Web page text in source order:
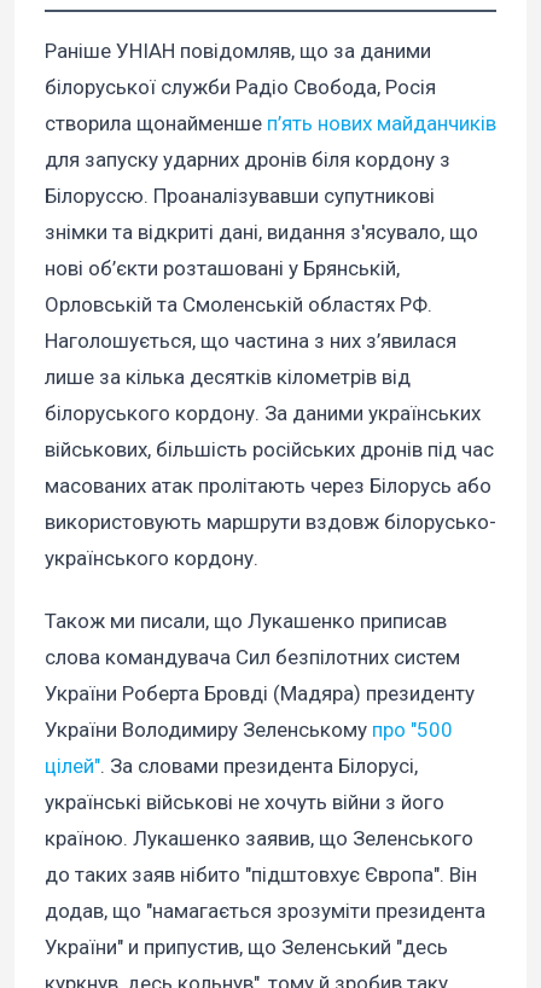
Раніше УНІАН повідомляв, що за даними
білоруської служби Радіо Свобода, Росія
створила щонайменше п’ять нових майданчиків
для запуску ударних дронів біля кордону з
Білоруссю. Проаналізувавши супутникові
знімки та відкриті дані, видання з'ясувало, що
нові об’єкти розташовані у Брянській,
Орловській та Смоленській областях РФ.
Наголошується, що частина з них з’явилася
лише за кілька десятків кілометрів від
білоруського кордону. За даними українських
військових, більшість російських дронів під час
масованих атак пролітають через Білорусь або
використовують маршрути вздовж білорусько-
українського кордону.
Також ми писали, що Лукашенко приписав
слова командувача Сил безпілотних систем
України Роберта Бровді (Мадяра) президенту
України Володимиру Зеленському про "500
цілей". За словами президента Білорусі,
українські військові не хочуть війни з його
країною. Лукашенко заявив, що Зеленського
до таких заяв нібито "підштовхує Європа". Він
додав, що "намагається зрозуміти президента
України" и припустив, що Зеленський "десь
куркнув, десь кольнув", тому й зробив таку